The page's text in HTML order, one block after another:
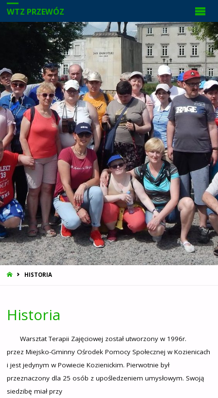
WTZ PRZEWÓZ
STRONA
HISTORIA
Historia
Warsztat Terapii Zajęciowej został utworzony w 1996r.
przez Miejsko-Gminny Ośrodek Pomocy Społecznej w Kozienicach
i jest jedynym w Powiecie Kozienickim. Pierwotnie był
przeznaczony dla 25 osób z upośledzeniem umysłowym. Swoją
siedzibę miał przy